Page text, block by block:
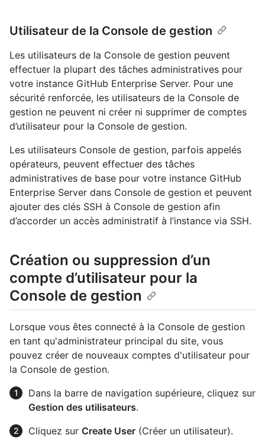
Utilisateur de la Console de gestion
Les utilisateurs de la Console de gestion peuvent
effectuer la plupart des tâches administratives pour
votre instance GitHub Enterprise Server. Pour une
sécurité renforcée, les utilisateurs de la Console de
gestion ne peuvent ni créer ni supprimer de comptes
d’utilisateur pour la Console de gestion.
Les utilisateurs Console de gestion, parfois appelés
opérateurs, peuvent effectuer des tâches
administratives de base pour votre instance GitHub
Enterprise Server dans Console de gestion et peuvent
ajouter des clés SSH à Console de gestion afin
d’accorder un accès administratif à l’instance via SSH.
Création ou suppression d’un
compte d’utilisateur pour la
Console de gestion
Lorsque vous êtes connecté à la Console de gestion
en tant qu'administrateur principal du site, vous
pouvez créer de nouveaux comptes d'utilisateur pour
la Console de gestion.
Dans la barre de navigation supérieure, cliquez sur
Gestion des utilisateurs.
Cliquez sur Create User (Créer un utilisateur).